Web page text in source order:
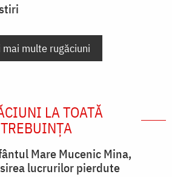
mai multe rugăciuni
LA TOATĂ
TREBUINȚA
Mare Mucenic Mina,
lucrurilor pierdute